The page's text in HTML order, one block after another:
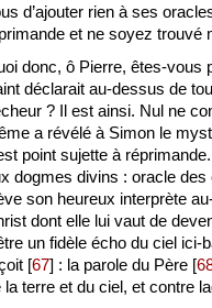
d’ajouter rien à ses
et ne soyez trouvé
donc, ô Pierre, êtes-vous
déclarait au-dessus de
? Il est ainsi. Nul ne
a révélé à Simon le
point sujette à
dogmes divins : oracle
son heureux interprète
dont elle lui vaut de
un fidèle écho du ciel ici-
[67] : la parole du Père [
la terre et du ciel, et contre